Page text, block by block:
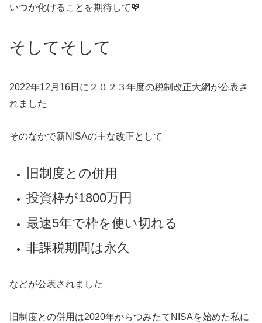
いつか化けることを期待して💖
そしてそして
2022年12月16日に２０２３年度の税制改正大網が公表さ
れました
そのなかで新NISAの主な改正として
旧制度との併用
投資枠が1800万円
最速5年で枠を使い切れる
非課税期間は永久
などが公表されました
旧制度との併用は2020年からつみたてNISAを始めた私に